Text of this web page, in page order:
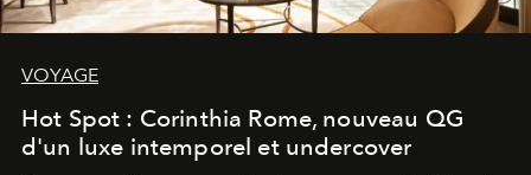
VOYAGE
Hot Spot : Corinthia Rome, nouveau QG
d'un luxe intemporel et undercover